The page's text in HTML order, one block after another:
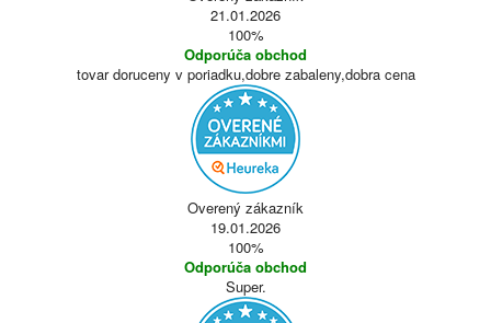
21.01.2026
100%
Odporúča obchod
tovar doruceny v poriadku,dobre zabaleny,dobra cena
Overený zákazník
19.01.2026
100%
Odporúča obchod
Super.